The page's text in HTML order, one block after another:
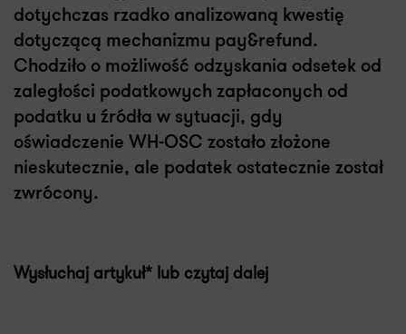
dotychczas rzadko analizowaną kwestię
dotyczącą mechanizmu pay&refund.
Chodziło o możliwość odzyskania odsetek od
zaległości podatkowych zapłaconych od
podatku u źródła w sytuacji, gdy
oświadczenie WH-OSC zostało złożone
nieskutecznie, ale podatek ostatecznie został
zwrócony.
Wysłuchaj artykuł* lub czytaj dalej